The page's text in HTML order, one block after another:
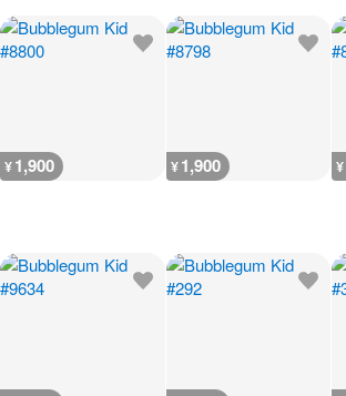
¥1,900 ¥1,900 ¥